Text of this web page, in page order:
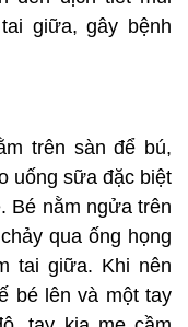
giữa, gây bệnh
trên sàn để bú,
uống sữa đặc biệt
Bé nằm ngửa trên
qua ống họng
tai giữa. Khi nên
bé lên và một tay